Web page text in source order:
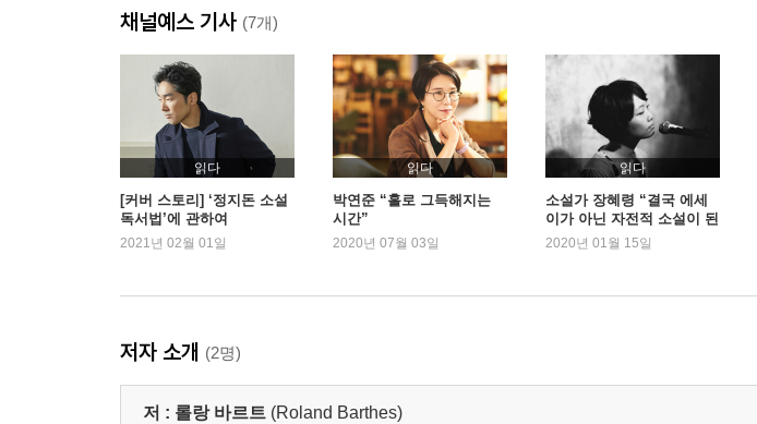
채널예스 기사 (7개)
읽다
[커버 스토리] ‘정지돈 소설
독서법’에 관하여
2021년 02월 01일
읽다
박연준 “홀로 그득해지는
시간”
2020년 07월 03일
읽다
소설가 장혜령 “결국 에세
이가 아닌 자전적 소설이 된
『진주』”
2020년 01월 15일
저자 소개 (2명)
저 : 롤랑 바르트 (Roland Barthes)